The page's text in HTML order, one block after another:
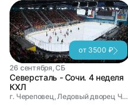
от 3500 ₽
26 сентября, СБ
Северсталь - Сочи. 4 неделя
КХЛ
г. Череповец, Ледовый дворец Череповец